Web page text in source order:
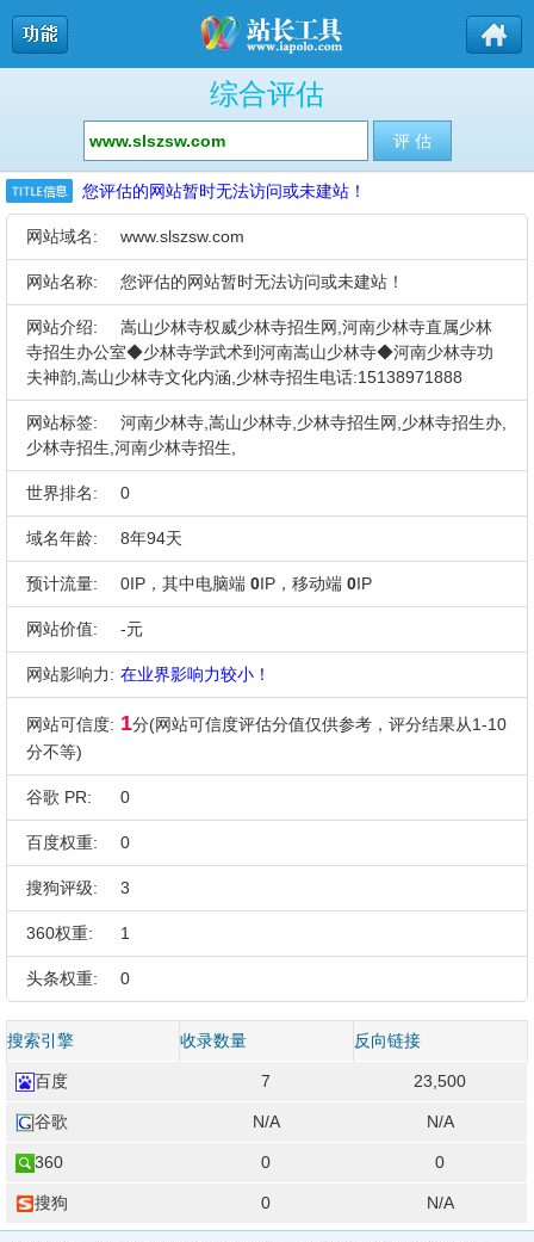
综合评估
您评估的网站暂时无法访问或未建站！
网站域名: www.slszsw.com
网站名称: 您评估的网站暂时无法访问或未建站！
网站介绍:
嵩山少林寺权威少林寺招生网,河南少林寺直属少林
寺招生办公室◆少林寺学武术到河南嵩山少林寺◆河南少林寺功
夫神韵,嵩山少林寺文化内涵,少林寺招生电话:15138971888
网站标签:
河南少林寺,嵩山少林寺,少林寺招生网,少林寺招生办,
少林寺招生,河南少林寺招生,
世界排名: 0
域名年龄: 8年94天
预计流量: 0IP，其中电脑端 0IP，移动端 0IP
网站价值: -元
网站影响力: 在业界影响力较小！
网站可信度: 1分(网站可信度评估分值仅供参考，评分结果从1-10
分不等)
谷歌 PR: 0
百度权重: 0
搜狗评级: 3
360权重: 1
头条权重: 0
搜索引擎 收录数量 反向链接
百度 7 23,500
谷歌 N/A N/A
360 0 0
搜狗 0 N/A